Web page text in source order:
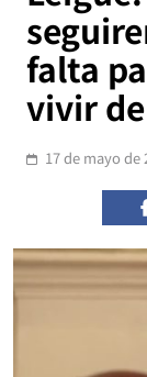
falta
vivir
17 de mayo de